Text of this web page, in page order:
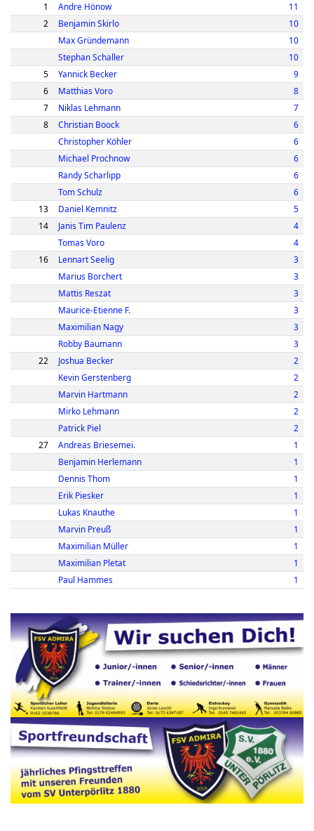
1 Andre Hönow
11
2
Benjamin Skirlo
10
Max Gründemann
10
Stephan Schaller
10
5
Yannick Becker
9
6
Matthias Voro
8
7
Niklas Lehmann
7
8
Christian Boock
6
Christopher Köhler
6
Michael Prochnow
6
Randy Scharlipp
6
Tom Schulz
6
13
Daniel Kemnitz
5
14
Janis Tim Paulenz
4
Tomas Voro
4
16
Lennart Seelig
3
Marius Borchert
3
Mattis Reszat
3
Maurice-Etienne F.
3
Maximilian Nagy
3
Robby Baumann
3
22
Joshua Becker
2
Kevin Gerstenberg
2
Marvin Hartmann
2
Mirko Lehmann
2
Patrick Piel
2
27
Andreas Briesemei.
1
Benjamin Herlemann
1
Dennis Thom
1
Erik Piesker
1
Lukas Knauthe
1
Marvin Preuß
1
Maximilian Müller
1
Maximilian Pletat
1
Paul Hammes
1